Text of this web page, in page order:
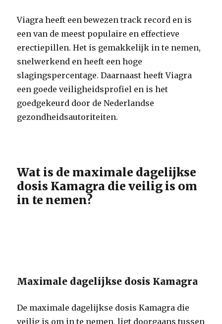
Viagra heeft een bewezen track record en is
een van de meest populaire en effectieve
erectiepillen. Het is gemakkelijk in te nemen,
snelwerkend en heeft een hoge
slagingspercentage. Daarnaast heeft Viagra
een goede veiligheidsprofiel en is het
goedgekeurd door de Nederlandse
gezondheidsautoriteiten.
Wat is de maximale dagelijkse
dosis Kamagra die veilig is om
in te nemen?
Maximale dagelijkse dosis Kamagra
De maximale dagelijkse dosis Kamagra die
veilig is om in te nemen, ligt doorgaans tussen